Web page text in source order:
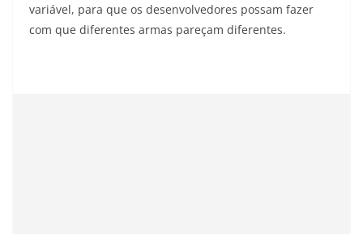
variável, para que os desenvolvedores possam fazer
com que diferentes armas pareçam diferentes.